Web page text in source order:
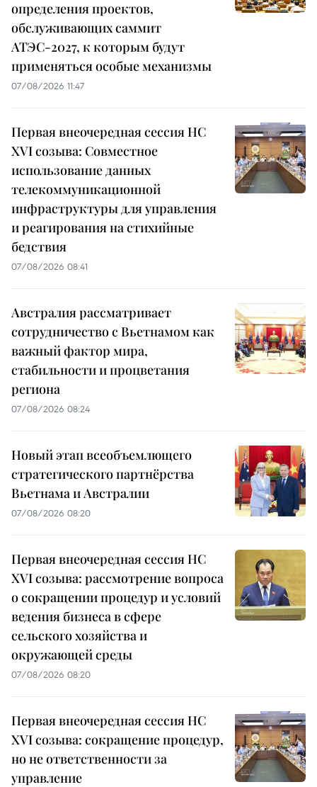
определения проектов,
обслуживающих саммит
АТЭС-2027, к которым будут
применяться особые механизмы
07/08/2026 11:47
Первая внеочередная сессия НС
XVI созыва: Совместное
использование данных
телекоммуникационной
инфраструктуры для управления
и реагирования на стихийные
бедствия
07/08/2026 08:41
Австралия рассматривает
сотрудничество с Вьетнамом как
важный фактор мира,
стабильности и процветания
региона
07/08/2026 08:24
Новый этап всеобъемлющего
стратегического партнёрства
Вьетнама и Австралии
07/08/2026 08:20
Первая внеочередная сессия НС
XVI созыва: рассмотрение вопроса
о сокращении процедур и условий
ведения бизнеса в сфере
сельского хозяйства и
окружающей среды
07/08/2026 08:20
Первая внеочередная сессия НС
XVI созыва: сокращение процедур,
но не ответственности за
управление